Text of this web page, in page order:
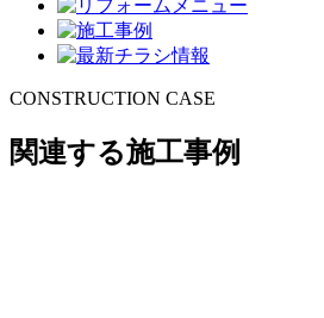
CONSTRUCTION CASE
関連する施工事例